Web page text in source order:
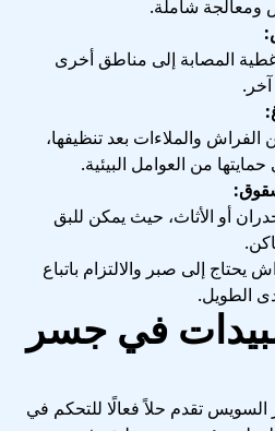
شاملة.
المصابة إلى مناطق أخرى
والملاءات بعد تنظيفها،
من العوامل البيئية.
أو الأثاث، حيث يمكن للبق
إلى صبر والالتزام باتباع
الطويل.
في جسر
تقدم حلاً فعالًا للتحكم في